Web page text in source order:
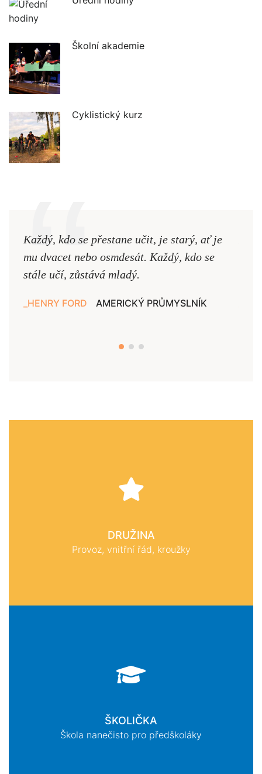
Školní akademie
Cyklistický kurz
Každý, kdo se přestane učit, je starý, ať je
mu dvacet nebo osmdesát. Každý, kdo se
stále učí, zůstává mladý.
HENRY FORD AMERICKÝ PRŮMYSLNÍK
DRUŽINA
Provoz, vnitřní řád, kroužky
ŠKOLIČKA
Škola nanečisto pro předškoláky